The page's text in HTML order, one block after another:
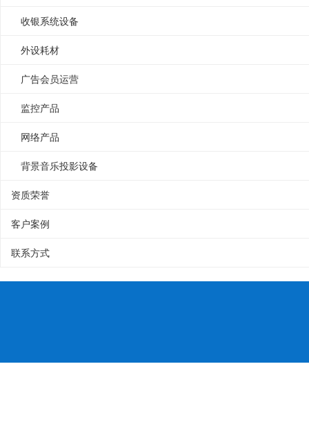
收银系统设备
外设耗材
广告会员运营
监控产品
网络产品
背景音乐投影设备
资质荣誉
客户案例
联系方式